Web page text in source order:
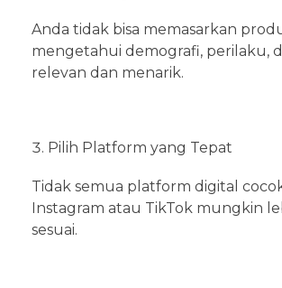
Anda tidak bisa memasarkan
mengetahui demografi, perilaku,
relevan dan menarik.
Pilih Platform yang Tepat
Tidak semua platform digital
Instagram atau TikTok mungkin
sesuai.